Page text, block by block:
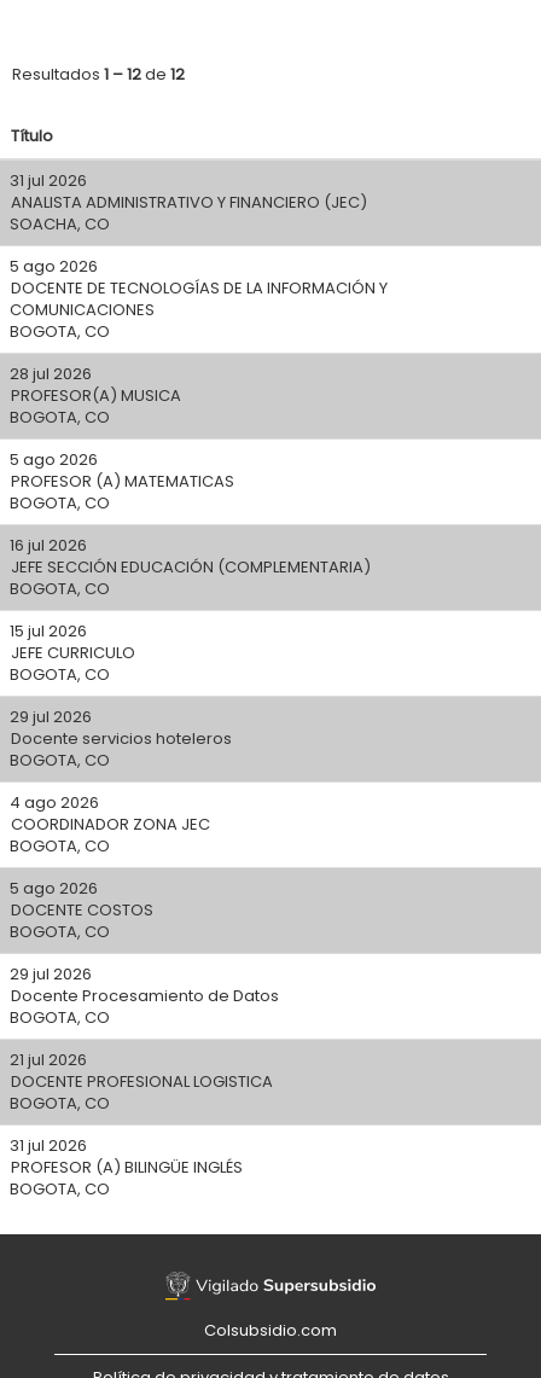
Resultados 1 – 12de 12
Título
31 jul 2026
ANALISTA ADMINISTRATIVO Y FINANCIERO (JEC)
SOACHA, CO
5 ago 2026
DOCENTE DE TECNOLOGÍAS DE LA INFORMACIÓN Y
COMUNICACIONES
BOGOTA, CO
28 jul 2026
PROFESOR(A) MUSICA
BOGOTA, CO
5 ago 2026
PROFESOR (A) MATEMATICAS
BOGOTA, CO
16 jul 2026
JEFE SECCIÓN EDUCACIÓN (COMPLEMENTARIA)
BOGOTA, CO
15 jul 2026
JEFE CURRICULO
BOGOTA, CO
29 jul 2026
Docente servicios hoteleros
BOGOTA, CO
4 ago 2026
COORDINADOR ZONA JEC
BOGOTA, CO
5 ago 2026
DOCENTE COSTOS
BOGOTA, CO
29 jul 2026
Docente Procesamiento de Datos
BOGOTA, CO
21 jul 2026
DOCENTE PROFESIONAL LOGISTICA
BOGOTA, CO
31 jul 2026
PROFESOR (A) BILINGÜE INGLÉS
BOGOTA, CO
Colsubsidio.com